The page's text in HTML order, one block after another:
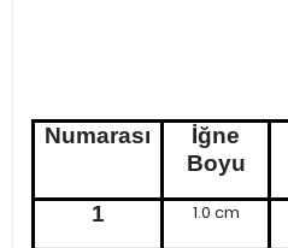
Numarası
İğne
Boyu
1
1.0 cm